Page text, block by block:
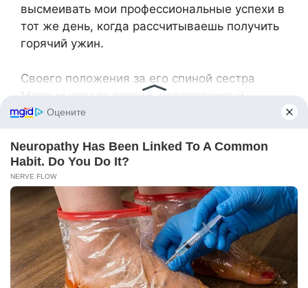
высмеивать мои профессиональные успехи в
тот же день, когда рассчитываешь получить
горячий ужин.
Своего положения за его спиной сестра
Мелани издала резкий, недоверчивый
смешок. «Она совсем сошла с ума.»
глазами через узкую щель в двери. «Ты
никогда не переедешь в этот дом, Мелани.»
Самодовольная улыбка мгновенно исчезла с
её лица.
Диана, почувствовав потерю контроля,
агрессивно шагнула вперёд, излучая всю
властную, возвышенную возмущённость
пожилой женщины, которая десятилетиями
успешно запугивала слабых, заставляя их